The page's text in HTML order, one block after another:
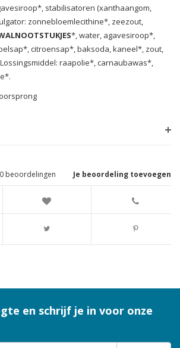
stabilisatoren (xanthaangom,
zonnebloemlecithine*, zeezout,
*, water, agavesiroop*,
citroensap*, baksoda, kaneel*, zout,
raapolie*, carnaubawas*,
Je beoordeling toevoegen
0 beoordelingen
en schrijf je in voor onze